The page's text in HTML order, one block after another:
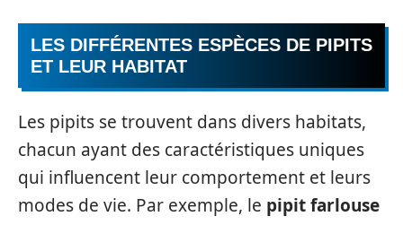
LES DIFFÉRENTES ESPÈCES DE PIPITS
ET LEUR HABITAT
Les pipits se trouvent dans divers habitats,
chacun ayant des caractéristiques uniques
qui influencent leur comportement et leurs
modes de vie. Par exemple, le pipit farlouse